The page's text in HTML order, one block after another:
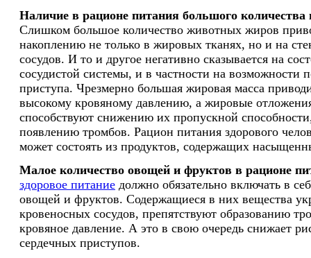
Наличие в рационе питания большого
Слишком большое количество животных жиров
накоплению не только в жировых тканях, но и на
сосудов. И то и другое негативно сказывается на
сосудистой системы, и в частности на возможности
приступа. Чрезмерно большая жировая масса
высокому кровяному давлению, а жировые
способствуют снижению их пропускной
появлению тромбов. Рацион питания здорового
может состоять из продуктов, содержащих
Малое количество овощей и фруктов в рационе
здоровое питание должно обязательно включать в
овощей и фруктов. Содержащиеся в них вещества
кровеносных сосудов, препятствуют образованию
кровяное давление. А это в свою очередь снижает
сердечных приступов.